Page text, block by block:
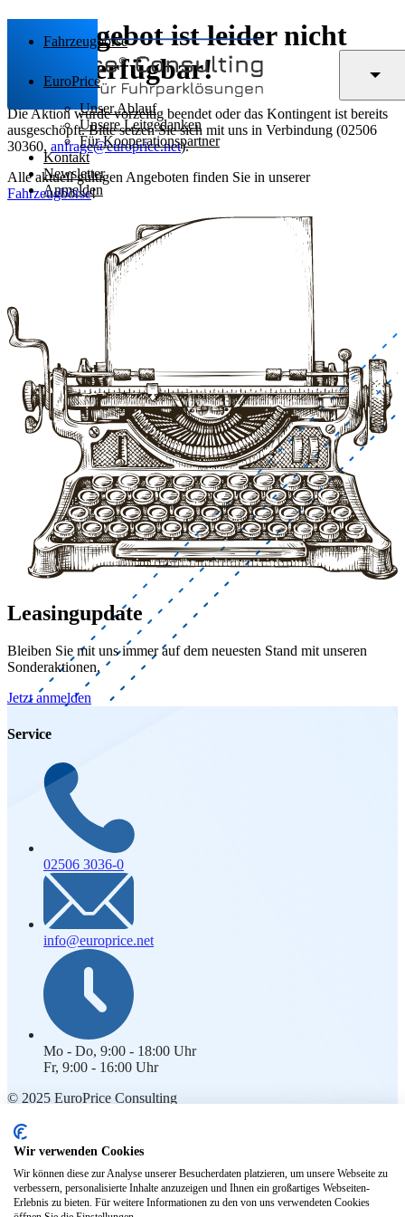
Fahrzeugbörse
EuroPrice
Unser Ablauf
Unsere Leitgedanken
Für Kooperationspartner
Kontakt
Newsletter
Anmelden
Das Angebot ist leider nicht
mehr verfügbar!
Die Aktion wurde vorzeitig beendet oder das Kontingent ist bereits
ausgeschöpft. Bitte setzen Sie sich mit uns in Verbindung (02506
30360, anfrage@europrice.net).
Alle aktuell gültigen Angeboten finden Sie in unserer
Fahrzeugbörse!
Leasingupdate
Bleiben Sie mit uns immer auf dem neuesten Stand mit unseren
Sonderaktionen.
Jetzt anmelden
Service
02506 3036-0
info@europrice.net
Mo - Do, 9:00 - 18:00 Uhr
Fr, 9:00 - 16:00 Uhr
© 2025 EuroPrice Consulting
Rechtliches
Impressum
Kontakt
Datenschutz
Wir verwenden Cookies
Wir können diese zur Analyse unserer Besucherdaten platzieren, um unsere Webseite zu
verbessern, personalisierte Inhalte anzuzeigen und Ihnen ein großartiges Webseiten-
Erlebnis zu bieten. Für weitere Informationen zu den von uns verwendeten Cookies